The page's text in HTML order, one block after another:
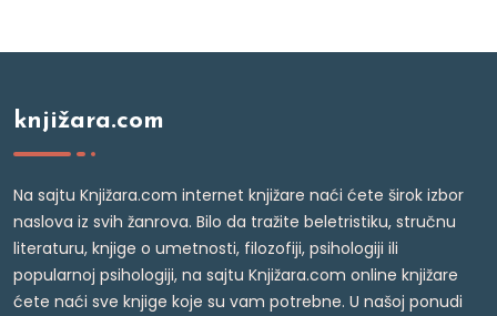
knjižara.com
Na sajtu Knjižara.com internet knjižare naći ćete širok izbor
naslova iz svih žanrova. Bilo da tražite beletristiku, stručnu
literaturu, knjige o umetnosti, filozofiji, psihologiji ili
popularnoj psihologiji, na sajtu Knjižara.com online knjižare
ćete naći sve knjige koje su vam potrebne. U našoj ponudi